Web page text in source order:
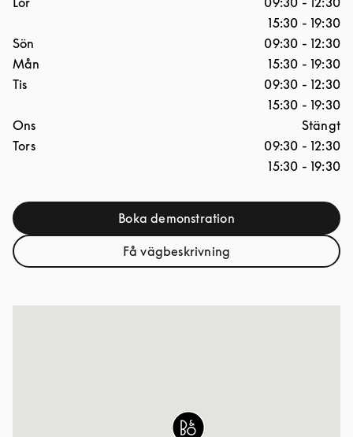
15:30 - 19:30
Sön
09:30 - 12:30
Mån
15:30 - 19:30
Tis
09:30 - 12:30
15:30 - 19:30
Ons
Stängt
Tors
09:30 - 12:30
15:30 - 19:30
Boka demonstrationLink Opens in New Tab
Få vägbeskrivningLink Opens in New Tab